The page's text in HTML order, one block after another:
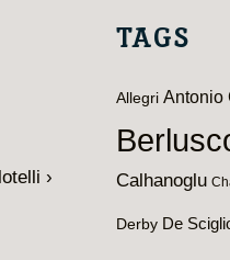
›
TAGS
Allegri Antonio
Calhanoglu
Derby De